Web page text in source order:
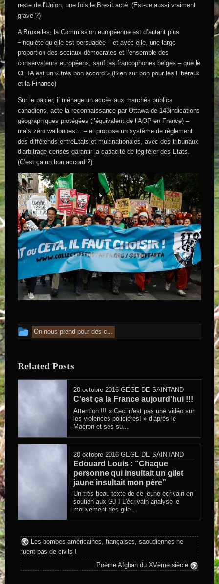
reste de l’Union, une fois le Brexit acté. (Est-ce aussi vraiment
grave ?)
A Bruxelles, la Commission européenne est d’autant plus
¬inquiète qu’elle est persuadée – et avec elle, une large
proportion des sociaux-démocrates et l’ensemble des
conservateurs européens, sauf les francophones belges – que le
CETA est un « très bon accord ».(Bien sur bon pour les Libéraux
et la Finance)
Sur le papier, il ménage un accès aux marchés publics
canadiens, acte la reconnaissance par Ottawa de 143indications
géographiques protégées (l’équivalent de l’AOP en France) –
mais zéro wallonnes… – et propose un système de règlement
des différends entreEtats et multinationales, avec des tribunaux
d’arbitrage censés garantir la capacité de légiférer des Etats.
(C’est ça un bon accord ?)
Cet article a été publié dans
On nous prend pour des c...
Related Posts
20 octobre 2016 GEGE DE SAINTAND
C'est ça la France aujourd'hui !!!
Attention !!! « Ceci n'est pas une vidéo sur
les violences policières! » d’après le
Macron et ses su...
20 octobre 2016 GEGE DE SAINTAND
Edouard Louis : ”Chaque
personne qui insultait un gilet
jaune insultait mon père”
Un très beau texte de ce jeune écrivain en
soutien aux GJ ! L'écrivain analyse le
mouvement des gile...
Les bombes américaines, françaises, saoudiennes ne
tuent pas de civils !
Poème Afghan du XVème siècle